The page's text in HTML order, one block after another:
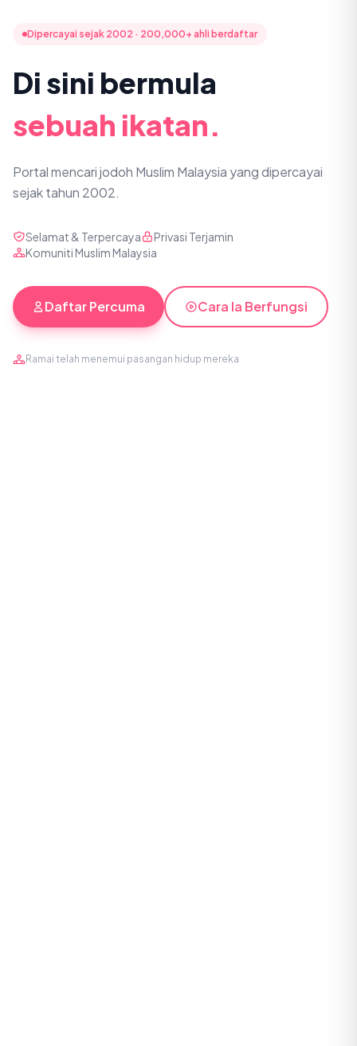
Dipercayai sejak 2002 · 200,000+ ahli berdaftar
Di sini bermula
sebuah ikatan.
Portal mencari jodoh Muslim Malaysia yang dipercayai
sejak tahun 2002.
Selamat & Terpercaya
Privasi Terjamin
Komuniti Muslim Malaysia
Daftar Percuma Cara Ia Berfungsi
Ramai telah menemui pasangan hidup mereka